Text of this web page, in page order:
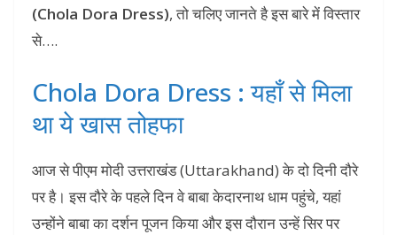
(Chola Dora Dress), तो चलिए जानते है इस बारे में विस्तार
से….
Chola Dora Dress : यहाँ से मिला
था ये खास तोहफा
आज से पीएम मोदी उत्तराखंड (Uttarakhand) के दो दिनी दौरे
पर है। इस दौरे के पहले दिन वे बाबा केदारनाथ धाम पहुंचे, यहां
उन्होंने बाबा का दर्शन पूजन किया और इस दौरान उन्हें सिर पर